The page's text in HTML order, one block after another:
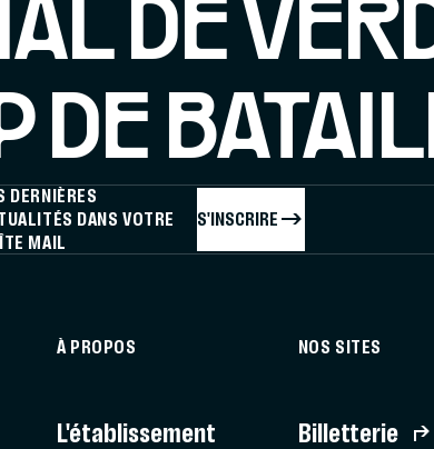
DE
DE
DERNIÈRES
DANS VOTRE
MAIL
S'INSCRIRE
À PROPOS
L'établissement
NOS SITES
Billetterie